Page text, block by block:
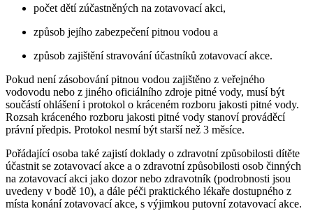
počet dětí zúčastněných na zotavovací akci,
způsob jejího zabezpečení pitnou vodou a
způsob zajištění stravování účastníků zotavovací akce.
Pokud není zásobování pitnou vodou zajištěno z veřejného
vodovodu nebo z jiného oficiálního zdroje pitné vody, musí být
součástí ohlášení i protokol o kráceném rozboru jakosti pitné vody.
Rozsah kráceného rozboru jakosti pitné vody stanoví prováděcí
právní předpis. Protokol nesmí být starší než 3 měsíce.
Pořádající osoba také zajistí doklady o zdravotní způsobilosti dítěte
účastnit se zotavovací akce a o zdravotní způsobilosti osob činných
na zotavovací akci jako dozor nebo zdravotník (podrobnosti jsou
uvedeny v bodě 10), a dále péči praktického lékaře dostupného z
místa konání zotavovací akce, s výjimkou putovní zotavovací akce.